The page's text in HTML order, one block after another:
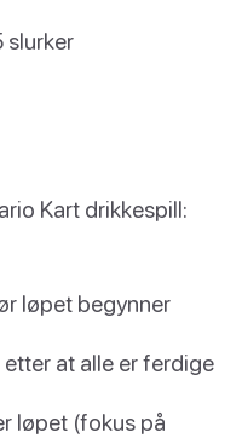
slurker
Kart drikkespill:
løpet begynner
at alle er ferdige
løpet (fokus på